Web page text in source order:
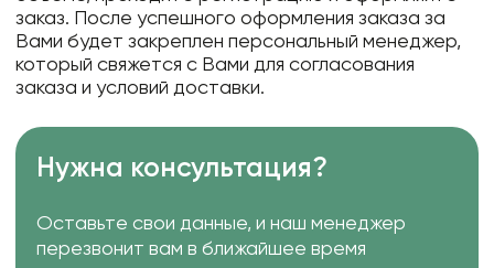
заказ. После успешного оформления заказа за
Вами будет закреплен персональный менеджер,
который свяжется с Вами для согласования
заказа и условий доставки.
Нужна консультация?
Оставьте свои данные, и наш менеджер
перезвонит вам в ближайшее время